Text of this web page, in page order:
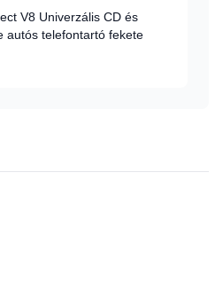
V8 Univerzális CD és
autós telefontartó fekete